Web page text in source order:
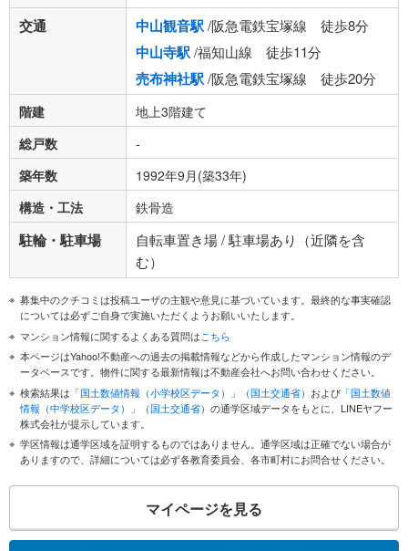
交通 中山観音駅/阪急電鉄宝塚線 徒歩8分
中山寺駅/福知山線 徒歩11分
売布神社駅/阪急電鉄宝塚線 徒歩20分
階建
地上3階建て
総戸数
-
築年数
1992年9月(築33年)
構造・工法
鉄骨造
駐輪・駐車場
自転車置き場 / 駐車場あり（近隣を含
む）
募集中のクチコミは投稿ユーザの主観や意見に基づいています。最終的な事実確認
については必ずご自身で実施いただくようお願いいたします。
マンション情報に関するよくある質問はこちら
本ページはYahoo!不動産への過去の掲載情報などから作成したマンション情報のデ
ータベースです。物件に関する最新情報は不動産会社へお問い合わせください。
検索結果は 「国土数値情報（小学校区データ）」（国土交通省） および 「国土数値
情報（中学校区データ）」（国土交通省） の通学区域データをもとに、LINEヤフー
株式会社が提示しています。
学区情報は通学区域を証明するものではありません。通学区域は正確でない場合が
ありますので、詳細については必ず各教育委員会、各市町村にお問合せください。
マイページを見る